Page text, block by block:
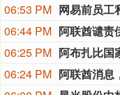
06:53 PM
06:44 PM 阿联酋谴责
06:25 PM
06:24 PM